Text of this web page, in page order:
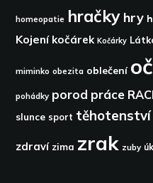
homeopatie hračky hry
Kojení kočárek Kočárky
miminko obezita oblečení
pohádky porod práce
slunce sport těhotenství
zdraví zima zrak zuby